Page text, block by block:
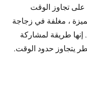
تجاوز الوقت
، مغلفة في زجاجة
طريقة لمشاركة
يتجاوز حدود الوقت.